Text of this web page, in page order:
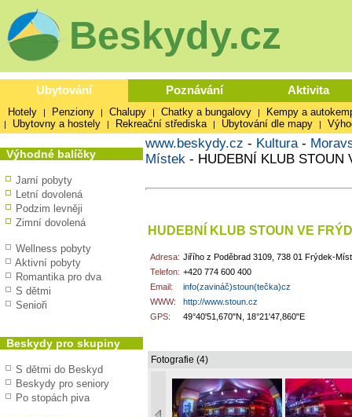
Beskydy.cz
Ubytování Poznávání Aktivita
Hotely | Penziony | Chalupy | Chatky a bungalovy | Kempy a
| Ubytovny a hostely | Rekreační střediska | Ubytování dle mapy |
Výhodné balíčky
Jarní pobyty
Letní dovolená
Podzim levněji
Zimní dovolená
Wellness pobyty
Aktivní pobyty
Romantika pro dva
S dětmi
Senioři
Beskydy pro skupiny
S dětmi do Beskyd
Beskydy pro seniory
Po stopách piva
www.beskydy.cz - Kultura-
Místek - HUDEBNÍ KLUB STOUN
HUDEBNÍ KLUB STOUN VE
Adresa: Jiřího z Poděbrad 3109, 738 01 Frýdek-
Telefon: +420 774 600 400
Email:
info(zavináč)stoun(tečka)cz
WWW:
http://www.stoun.cz
GPS:
49°40'51,670"N, 18°21'47,860"E
Fotografie (4)